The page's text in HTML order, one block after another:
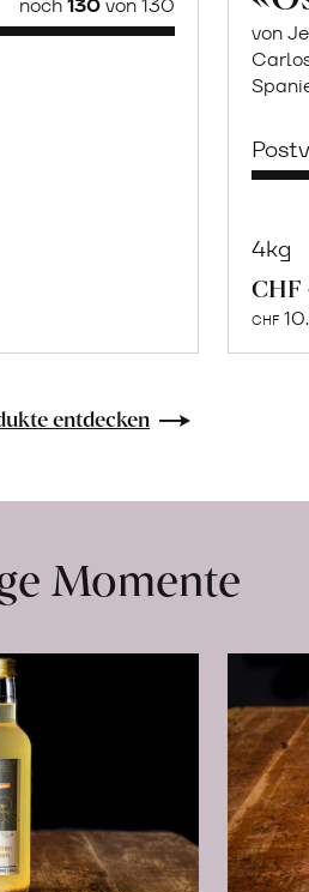
noch130von 130
von
4kg
CHF
CHF
entdecken
Momente